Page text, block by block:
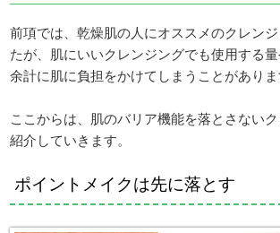
前項では、乾燥肌の人にオススメのクレン
たが、肌にいいクレンジングでも使用する量
余計に肌に負担をかけてしまうことがありま
ここからは、肌のバリア機能を落とさない
紹介していきます。
ポイントメイクは先に落とす